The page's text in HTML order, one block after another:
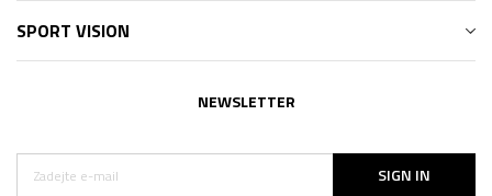
SPORT VISION
NEWSLETTER
SIGN IN